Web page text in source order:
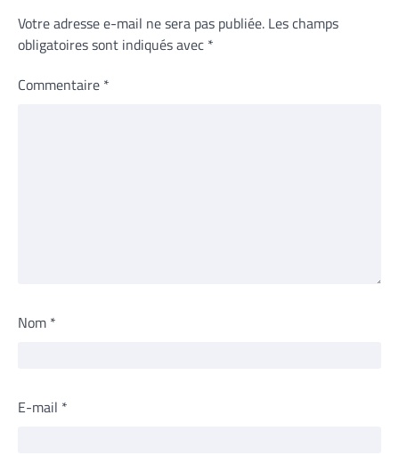
Votre adresse e-mail ne sera pas publiée. Les champs
obligatoires sont indiqués avec *
Commentaire *
Nom *
E-mail *